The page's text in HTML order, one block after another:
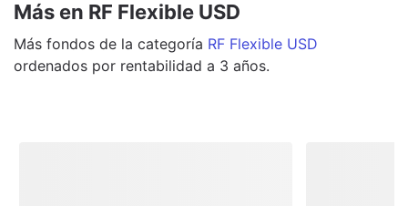
Más en RF Flexible USD
Más fondos de la categoría RF Flexible USD
ordenados por rentabilidad a 3 años.